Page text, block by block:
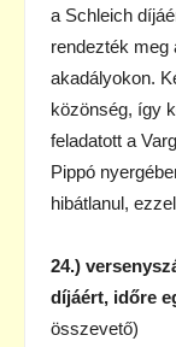
a Schleich
rendezték meg
akadályokon.
közönség, így
feladatott a
Pippó
hibátlanul,
24.)
díjáért, időre
összevető)